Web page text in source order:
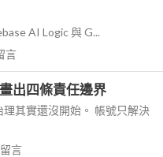
AI Logic 與 G...
言
出四條責任邊界
其實還沒開始。 帳號只解決
言